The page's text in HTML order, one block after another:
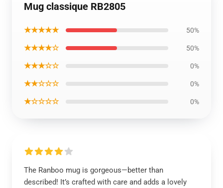
Mug classique RB2805
★★★★★ 50%
★★★★☆ 50%
★★★☆☆ 0%
★★☆☆☆ 0%
★☆☆☆☆ 0%
The Ranboo mug is gorgeous—better than
described! It’s crafted with care and adds a lovely